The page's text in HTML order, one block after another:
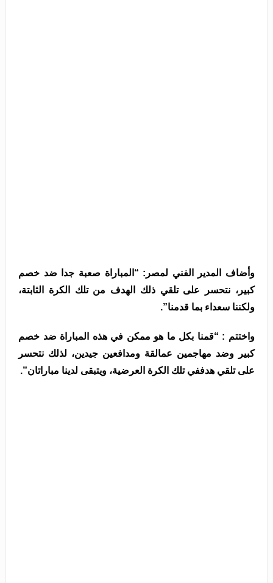
وأضاف المدير الفني لمصر: “المباراة صعبة جدا ضد خصم
كبير، نتحسر على تلقي ذلك الهدف من تلك الكرة الثابتة،
ولكننا سعداء بما قدمنا”.
واختتم : “قمنا بكل ما هو ممكن في هذه المباراة ضد خصم
كبير وضد مهاجمين عمالقة ومدافعين جيدين، لذلك نتحسر
على تلقي هدففي تلك الكرة العرضية، ويتبقى لدينا مباراتان”.